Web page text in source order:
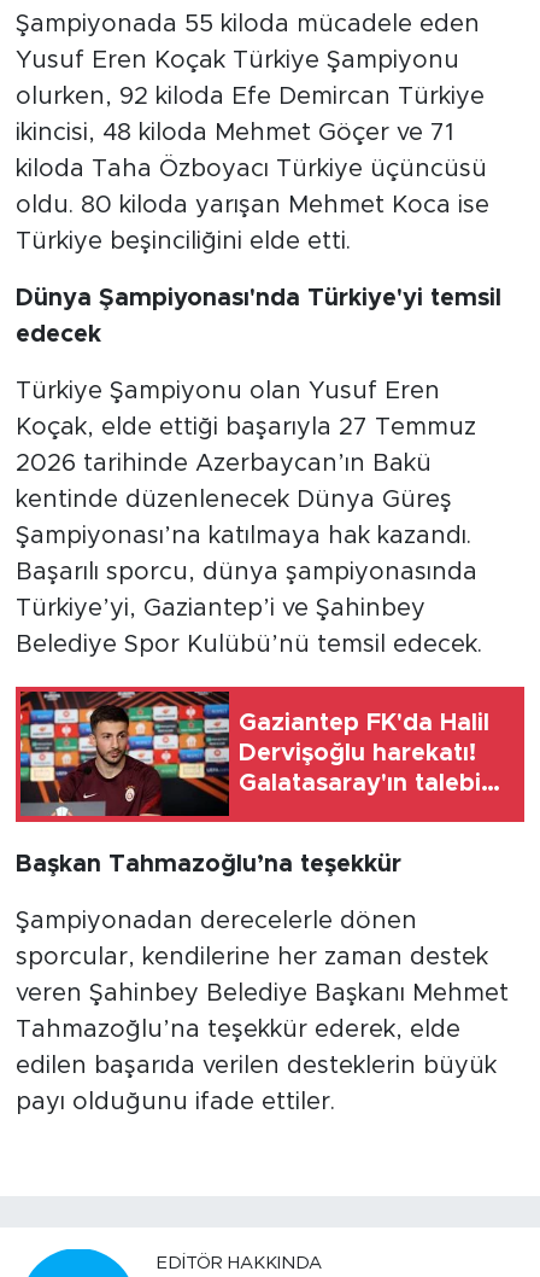
Şampiyonada 55 kiloda mücadele eden
Yusuf Eren Koçak Türkiye Şampiyonu
olurken, 92 kiloda Efe Demircan Türkiye
ikincisi, 48 kiloda Mehmet Göçer ve 71
kiloda Taha Özboyacı Türkiye üçüncüsü
oldu. 80 kiloda yarışan Mehmet Koca ise
Türkiye beşinciliğini elde etti.
Dünya Şampiyonası'nda Türkiye'yi temsil
edecek
Türkiye Şampiyonu olan Yusuf Eren
Koçak, elde ettiği başarıyla 27 Temmuz
2026 tarihinde Azerbaycan’ın Bakü
kentinde düzenlenecek Dünya Güreş
Şampiyonası’na katılmaya hak kazandı.
Başarılı sporcu, dünya şampiyonasında
Türkiye’yi, Gaziantep’i ve Şahinbey
Belediye Spor Kulübü’nü temsil edecek.
Gaziantep FK'da Halil
Dervişoğlu harekatı!
Galatasaray'ın talebi
Başkan Tahmazoğlu’na teşekkür
Şampiyonadan derecelerle dönen
sporcular, kendilerine her zaman destek
veren Şahinbey Belediye Başkanı Mehmet
Tahmazoğlu’na teşekkür ederek, elde
edilen başarıda verilen desteklerin büyük
payı olduğunu ifade ettiler.
EDITÖR HAKKINDA